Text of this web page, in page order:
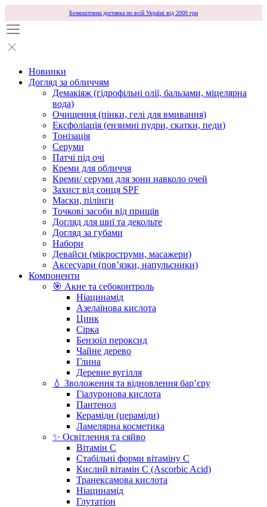
Безкоштовна доставка по всій Україні від 2000 грн
Новинки
Догляд за обличчям
Демакіяж (гідрофільні олії, бальзами, міцелярна
вода)
Очищення (пінки, гелі для вмивання)
Ексфоліація (ензимні пудри, скатки, педи)
Тонізація
Серуми
Патчі під очі
Креми для обличчя
Креми/ серуми для зони навколо очей
Захист від сонця SPF
Маски, пілінги
Точкові засоби від прищів
Догляд для шиї та декольте
Догляд за губами
Набори
Девайси (мікроструми, масажери)
Аксесуари (повʼязки, напульсники)
Компоненти
🎯 Акне та себоконтроль
Ніацинамід
Азелаїнова кислота
Цинк
Сірка
Бензоїл пероксид
Чайне дерево
Глина
Деревне вугілля
💧 Зволоження та відновлення бар’єру
Гіалуронова кислота
Пантенол
Кераміди (цераміди)
Ламелярна косметика
✨ Освітлення та сяйво
Вітамін С
Стабільні форми вітаміну С
Кислий вітамін С (Ascorbic Acid)
Транексамова кислота
Ніацинамід
Глутатіон